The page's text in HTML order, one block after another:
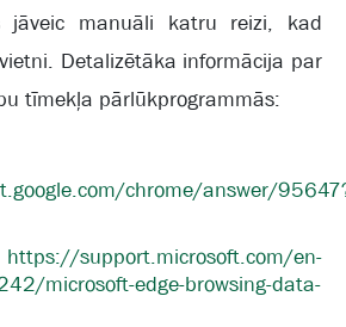
jāveic manuāli katru reizi, kad
Detalizētāka informācija par
tīmekļa pārlūkprogrammās:
chrome/answer/
https://support.microsoft.com/en-
microsoft-edge-browsing-data-